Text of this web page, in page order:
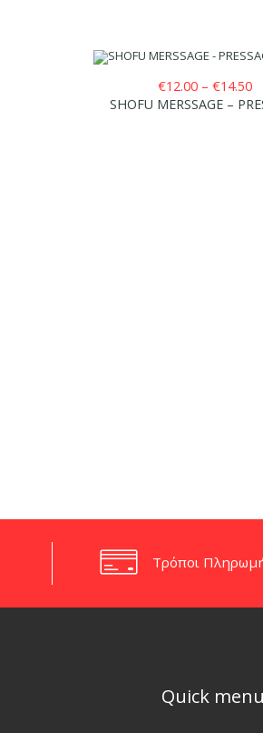
€12.00 – €14.50
SHOFU MERSSAGE –
Τρόποι
Quick menu